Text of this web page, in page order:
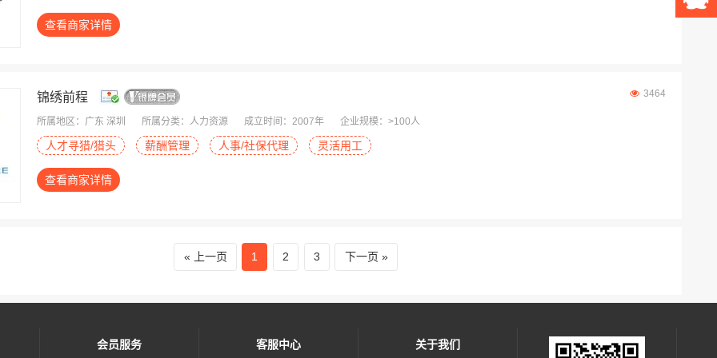
查看商家详情
锦绣前程
所属地区：广东 深圳 所属分类：人力资源 成立时间：2007年 企业规模：>100人
人才寻猎/猎头 薪酬管理 人事/社保代理 灵活用工
查看商家详情
3464
上一页 1 2 3 下一页
会员服务 客服中心 关于我们